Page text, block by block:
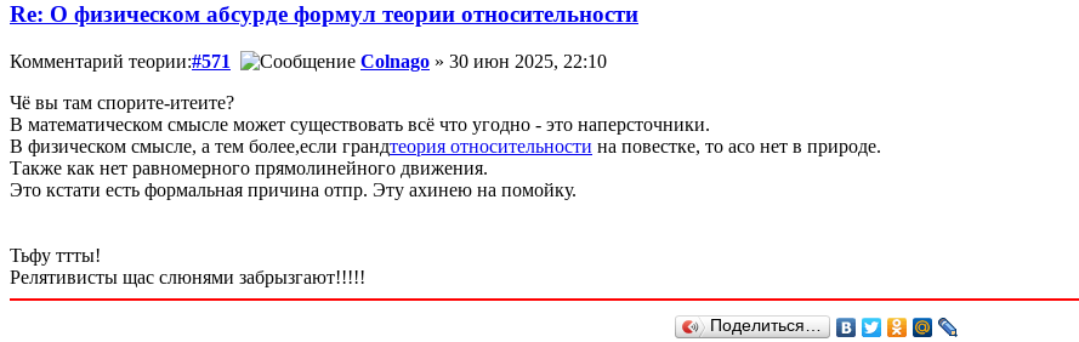
Re: О физическом абсурде формул теории относительности
Комментарий теории:#571 Colnago » 30 июн 2025, 22:10
Чё вы там спорите-итеите?
В математическом смысле может существовать всё что угодно - это наперсточники.
В физическом смысле, а тем более,если грандтеория относительности на повестке, то асо нет в природе.
Также как нет равномерного прямолинейного движения.
Это кстати есть формальная причина отпр. Эту ахинею на помойку.
Тьфу ттты!
Релятивисты щас слюнями забрызгают!!!!!
Поделиться…